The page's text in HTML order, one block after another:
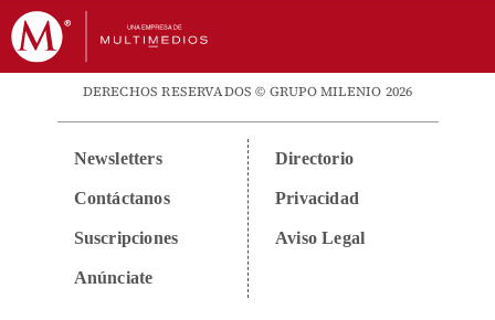
DERECHOS RESERVADOS © GRUPO MILENIO 2026
Newsletters
Contáctanos
Suscripciones
Anúnciate
Directorio
Privacidad
Aviso Legal